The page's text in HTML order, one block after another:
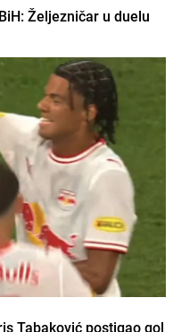
Željezničar u duelu
Tabaković postigao gol